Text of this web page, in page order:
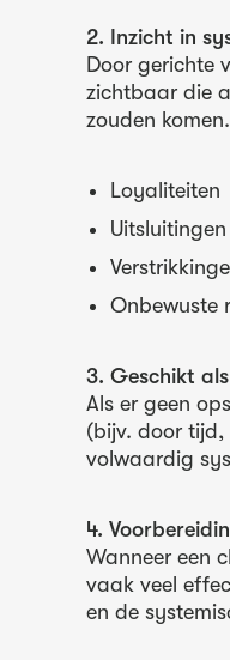
2. Inzicht in
Door gerichte
zichtbaar die
zouden
Loyaliteiten
Uitsluitingen
Onbewuste
3. Geschikt
Als er geen
(bijv. door tijd,
volwaardig
4.
Wanneer een
vaak veel
en de